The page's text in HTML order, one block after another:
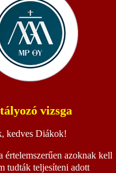
vizsga
kedves Diákok!
értelemszerűen azoknak kell
tudták teljesíteni adott